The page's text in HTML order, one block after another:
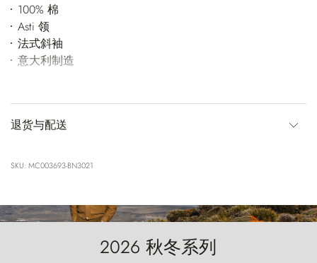
100% 棉
Asti 领
法式斜袖
意大利制造
退货与配送
SKU: MC003693-BN3021
2026 秋冬系列